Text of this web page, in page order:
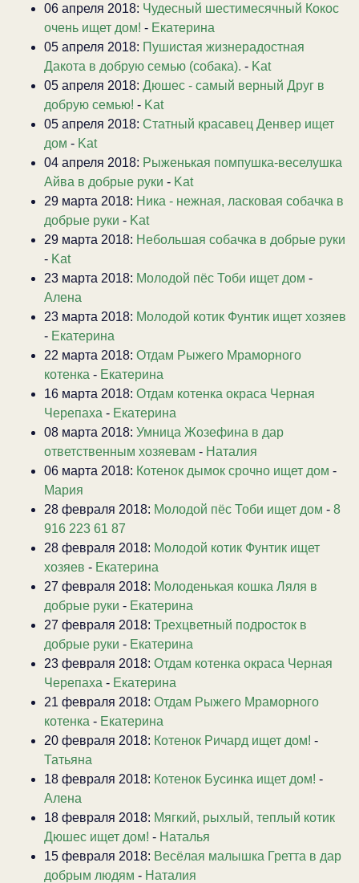
06 апреля 2018: Чудесный шестимесячный Кокос
очень ищет дом! - Екатерина
05 апреля 2018: Пушистая жизнерадостная
Дакота в добрую семью (собака). - Kat
05 апреля 2018: Дюшес - самый верный Друг в
добрую семью! - Kat
05 апреля 2018: Статный красавец Денвер ищет
дом - Kat
04 апреля 2018: Рыженькая помпушка-веселушка
Айва в добрые руки - Kat
29 марта 2018: Ника - нежная, ласковая собачка в
добрые руки - Kat
29 марта 2018: Небольшая собачка в добрые руки
- Kat
23 марта 2018: Молодой пёс Тоби ищет дом -
Алена
23 марта 2018: Молодой котик Фунтик ищет хозяев
- Екатерина
22 марта 2018: Отдам Рыжего Мраморного
котенка - Екатерина
16 марта 2018: Отдам котенка окраса Черная
Черепаха - Екатерина
08 марта 2018: Умница Жозефина в дар
ответственным хозяевам - Наталия
06 марта 2018: Котенок дымок срочно ищет дом -
Мария
28 февраля 2018: Молодой пёс Тоби ищет дом - 8
916 223 61 87
28 февраля 2018: Молодой котик Фунтик ищет
хозяев - Екатерина
27 февраля 2018: Молоденькая кошка Ляля в
добрые руки - Екатерина
27 февраля 2018: Трехцветный подросток в
добрые руки - Екатерина
23 февраля 2018: Отдам котенка окраса Черная
Черепаха - Екатерина
21 февраля 2018: Отдам Рыжего Мраморного
котенка - Екатерина
20 февраля 2018: Котенок Ричард ищет дом! -
Татьяна
18 февраля 2018: Котенок Бусинка ищет дом! -
Алена
18 февраля 2018: Мягкий, рыхлый, теплый котик
Дюшес ищет дом! - Наталья
15 февраля 2018: Весёлая малышка Гретта в дар
добрым людям - Наталия